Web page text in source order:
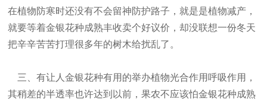
在植物防寒时还没有不会留神防护路子，就是是植物减产，
就要等着金银花种成熟丰收卖个好议价，却没联想一份冬天
把辛辛苦苦打理很多年的树木给扰乱了。
三、有让人金银花种有用的举办植物光合作用呼吸作用，
其稍差的半透率也许达到以前，果农不应该怕金银花种成熟